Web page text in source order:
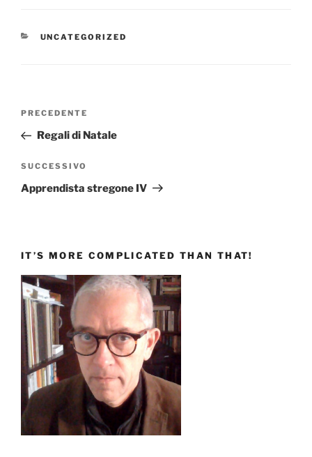
CATEGORIE
UNCATEGORIZED
Navigazione
Articolo
precedente:
PRECEDENTE
Regali di Natale
Articolo
successivo
SUCCESSIVO
Apprendista stregone IV
IT’S MORE COMPLICATED THAN THAT!